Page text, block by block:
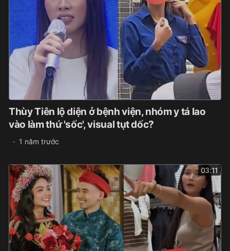
Thùy Tiên lộ diện ở bệnh viện, nhóm y tá lao
vào làm thứ 'sốc', visual tụt dốc?
1 năm trước
03:11